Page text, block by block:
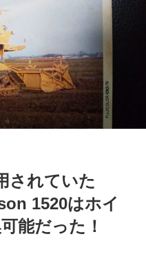
されていた
1520はホイ
能だった！